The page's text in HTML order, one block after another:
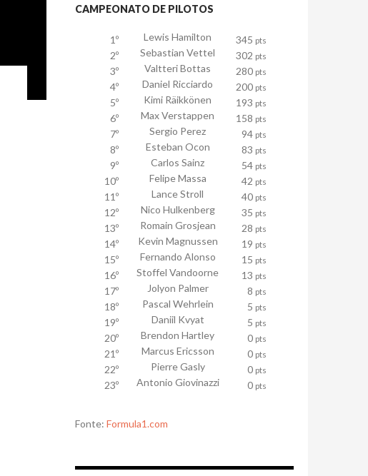
CAMPEONATO DE PILOTOS
1º Lewis Hamilton 345 pts
2º Sebastian Vettel 302 pts
3º Valtteri Bottas 280 pts
4º Daniel Ricciardo 200 pts
5º Kimi Räikkönen 193 pts
6º Max Verstappen 158 pts
7º Sergio Perez 94 pts
8º Esteban Ocon 83 pts
9º Carlos Sainz 54 pts
10º Felipe Massa 42 pts
11º Lance Stroll 40 pts
12º Nico Hulkenberg 35 pts
13º Romain Grosjean 28 pts
14º Kevin Magnussen 19 pts
15º Fernando Alonso 15 pts
16º Stoffel Vandoorne 13 pts
17º Jolyon Palmer 8 pts
18º Pascal Wehrlein 5 pts
19º Daniil Kvyat 5 pts
20º Brendon Hartley 0 pts
21º Marcus Ericsson 0 pts
22º Pierre Gasly 0 pts
23º Antonio Giovinazzi 0 pts
Fonte: Formula1.com